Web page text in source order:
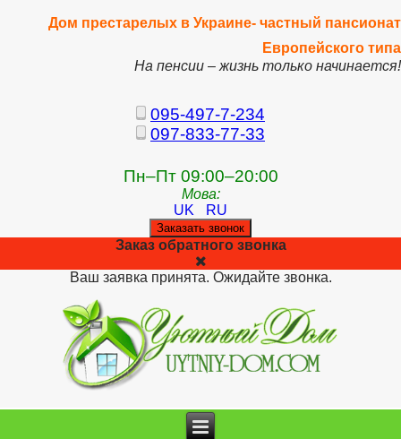
Дом престарелых в Украине- частный пансионат
Европейского типа
На пенсии – жизнь только начинается!
095-497-7-234
097-833-77-33
Пн–Пт 09:00–20:00
Мова:
UK
RU
Заказать звонок
Заказ обратного звонка
Ваш заявка принята. Ожидайте звонка.